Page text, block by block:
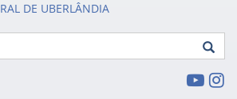
DE UBERLÂNDIA